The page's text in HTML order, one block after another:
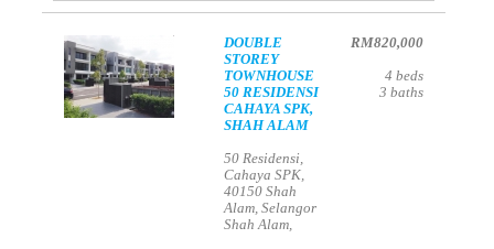
DOUBLE
STOREY
TOWNHOUSE
50 RESIDENSI
CAHAYA SPK,
SHAH ALAM
50 Residensi,
Cahaya SPK,
40150 Shah
Alam, Selangor
Shah Alam,
RM820,000
4 beds
3 baths